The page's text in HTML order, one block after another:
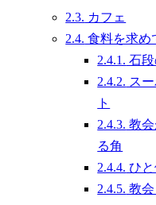
2.3. カフェ
2.4. 食料を求め
2.4.1. 石
2.4.2. ス
ト
2.4.3. 教会
る角
2.4.4. ひ
2.4.5. 教会